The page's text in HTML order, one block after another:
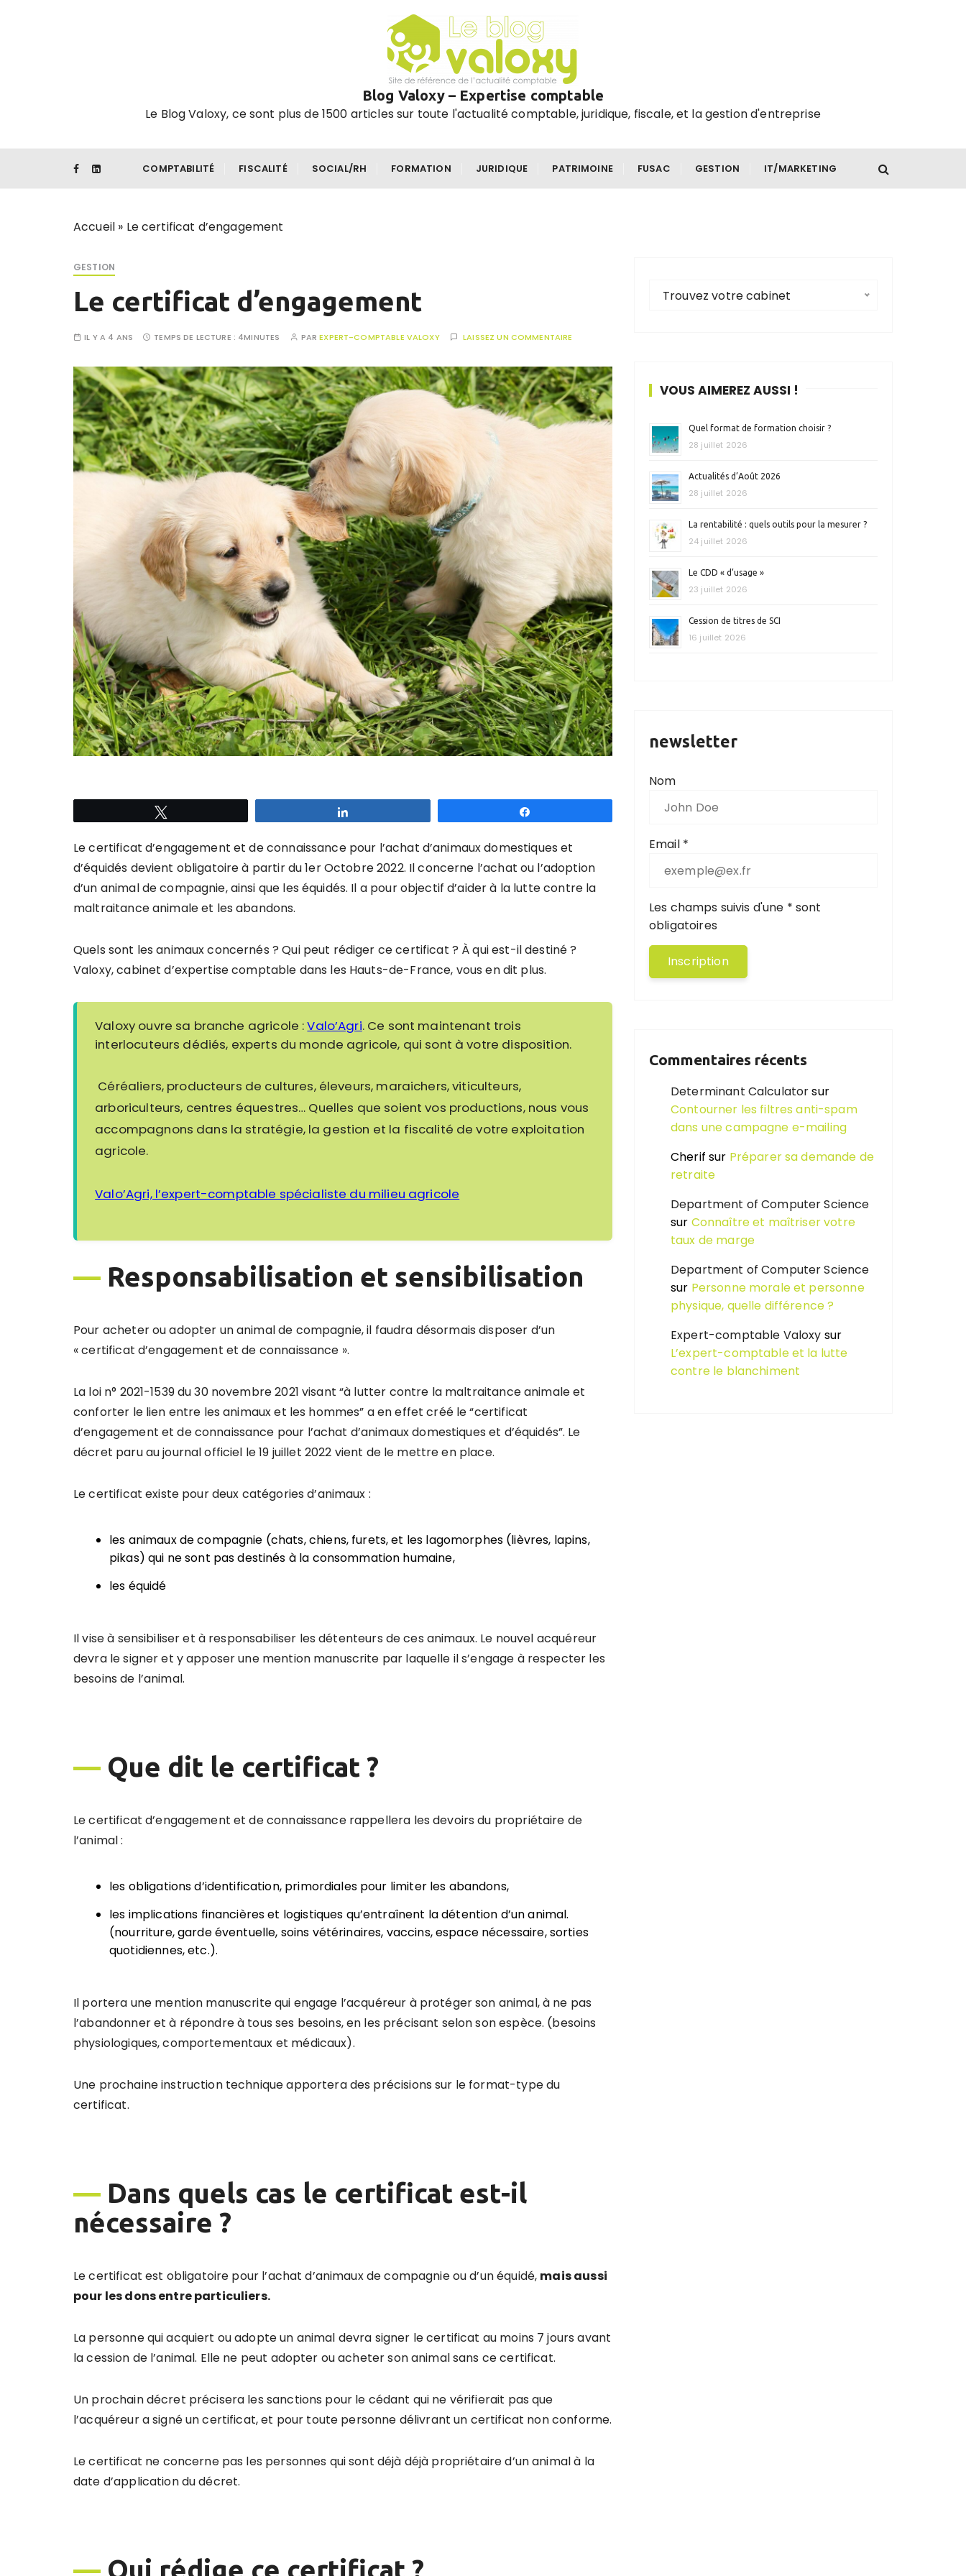
Blog Valoxy – Expertise comptable
Le Blog Valoxy, ce sont plus de 1500 articles sur toute l'actualité comptable, juridique, fiscale, et la gestion d'entreprise
COMPTABILITÉ FISCALITÉ SOCIAL/RH FORMATION JURIDIQUE PATRIMOINE FUSAC GESTION IT/MARKETING
Accueil » Le certificat d’engagement
GESTION
Le certificat d’engagement
IL Y A 4 ANS TEMPS DE LECTURE : 4MINUTES PAREXPERT-COMPTABLE VALOXY LAISSEZ UN COMMENTAIRE
Le certificat d’engagement et de connaissance pour l’achat d’animaux domestiques et
d’équidés devient obligatoire à partir du 1er Octobre 2022. Il concerne l’achat ou l’adoption
d’un animal de compagnie, ainsi que les équidés. Il a pour objectif d’aider à la lutte contre la
maltraitance animale et les abandons.
Quels sont les animaux concernés ? Qui peut rédiger ce certificat ? À qui est-il destiné ?
Valoxy, cabinet d’expertise comptable dans les Hauts-de-France, vous en dit plus.
Valoxy ouvre sa branche agricole :Valo’Agri. Ce sont maintenant trois
interlocuteurs dédiés, experts du monde agricole, qui sont à votre disposition.
Céréaliers, producteurs de cultures, éleveurs, maraichers, viticulteurs,
arboriculteurs, centres équestres… Quelles que soient vos productions, nous vous
accompagnons dans la stratégie, la gestion et la fiscalité de votre exploitation
agricole.
Valo’Agri, l’expert-comptable spécialiste du milieu agricole
— Responsabilisation et sensibilisation
Pour acheter ou adopter un animal de compagnie, il faudra désormais disposer d’un
« certificat d’engagement et de connaissance ».
La loi n° 2021-1539 du 30 novembre 2021 visant “à lutter contre la maltraitance animale et
conforter le lien entre les animaux et les hommes” a en effet créé le “certificat
d’engagement et de connaissance pour l’achat d’animaux domestiques et d’équidés”. Le
décret paru au journal officiel le 19 juillet 2022 vient de le mettre en place.
Le certificat existe pour deux catégories d’animaux :
les animaux de compagnie (chats, chiens, furets, et les lagomorphes (lièvres, lapins,
pikas) qui ne sont pas destinés à la consommation humaine,
les équidé
Il vise à sensibiliser et à responsabiliser les détenteurs de ces animaux. Le nouvel acquéreur
devra le signer et y apposer une mention manuscrite par laquelle il s’engage à respecter les
besoins de l’animal.
— Que dit le certificat ?
Le certificat d’engagement et de connaissance rappellera les devoirs du propriétaire de
l’animal :
les obligations d’identification, primordiales pour limiter les abandons,
les implications financières et logistiques qu’entraînent la détention d’un animal.
(nourriture, garde éventuelle, soins vétérinaires, vaccins, espace nécessaire, sorties
quotidiennes, etc.).
Il portera une mention manuscrite qui engage l’acquéreur à protéger son animal, à ne pas
l’abandonner et à répondre à tous ses besoins, en les précisant selon son espèce. (besoins
physiologiques, comportementaux et médicaux).
Une prochaine instruction technique apportera des précisions sur le format-type du
certificat.
— Dans quels cas le certificat est-il
nécessaire ?
Le certificat est obligatoire pour l’achat d’animaux de compagnie ou d’un équidé, mais aussi
pour les dons entre particuliers.
La personne qui acquiert ou adopte un animal devra signer le certificat au moins 7 jours avant
la cession de l’animal. Elle ne peut adopter ou acheter son animal sans ce certificat.
Un prochain décret précisera les sanctions pour le cédant qui ne vérifierait pas que
l’acquéreur a signé un certificat, et pour toute personne délivrant un certificat non conforme.
Le certificat ne concerne pas les personnes qui sont déjà déjà propriétaire d’un animal à la
date d’application du décret.
— Qui rédige ce certificat ?
Trouvez votre cabinet
VOUS AIMEREZ AUSSI !
Quel format de formation choisir ?
28 juillet 2026
Actualités d’Août 2026
28 juillet 2026
La rentabilité : quels outils pour la mesurer ?
24 juillet 2026
Le CDD « d’usage »
23 juillet 2026
Cession de titres de SCI
16 juillet 2026
newsletter
Nom
Email *
Les champs suivis d'une * sont
obligatoires
Commentaires récents
Determinant Calculatorsur
Contourner les filtres anti-spam
dans une campagne e-mailing
Cherif sur Préparer sa demande de
retraite
Department of Computer Science
sur Connaître et maîtriser votre
taux de marge
Department of Computer Science
sur Personne morale et personne
physique, quelle différence ?
Expert-comptable Valoxy sur
L’expert-comptable et la lutte
contre le blanchiment